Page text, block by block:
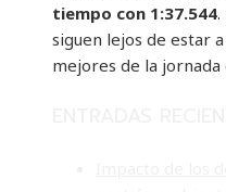
tiempo con 1:37.544.
siguen lejos de estar
mejores de la jornada